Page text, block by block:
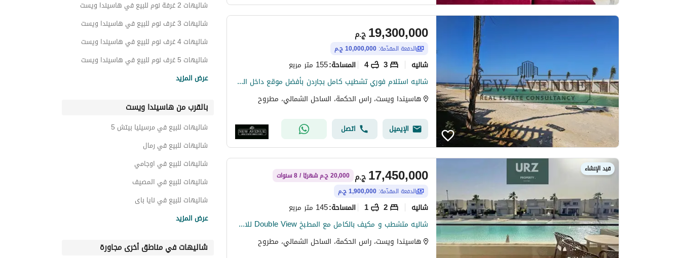
ج.م19,300,000
الدفعة المقدّمة: 10,000,000 ج.م
شاليه 3
4 المساحة:155 متر مربع
شاليه استلام فوري تشطيب كامل بجاردن بأفضل موقع داخل المشروع في هاسيندا ويست من بالم هيلز Hacienda West by Palm Hills
هاسيندا ويست، راس الحكمة، الساحل الشمالي، مطروح
الإيميل اتصل
قيد الإنشاء
ج.م17,450,000
20,000 ج.م شهريًا / 8 سنوات
الدفعة المقدّمة: 1,900,000 ج.م
شاليه 2
1 المساحة:145 متر مربع
شاليه متشطب و مكيف بالكامل مع المطبخ Double View للاجون و بحر راس الحكمه الساحل الشمالى للبيع بالتقسيط فى موقه مميز بالقرب من اوجامى و لافيستا سوديك
هاسيندا ويست، راس الحكمة، الساحل الشمالي، مطروح
شاليهات 2 غرفة نوم للبيع في هاسيندا ويست
شاليهات 3 غرف نوم للبيع في هاسيندا ويست
شاليهات 4 غرف نوم للبيع في هاسيندا ويست
شاليهات 5 غرف نوم للبيع في هاسيندا ويست
بنتهاوس للبيع في هاسيندا ويست
شقق للبيع في هاسيندا ويست
تاون هاوس للبيع في هاسيندا ويست
توين هاوس للبيع في هاسيندا ويست
دوبليكس للبيع في هاسيندا ويست
اي فيلا للبيع في هاسيندا ويست
غرف للبيع في هاسيندا ويست
عرض المزيد
بالقرب من هاسيندا ويست
شاليهات للبيع في مرسيليا بيتش 5
شاليهات للبيع في رمال
شاليهات للبيع في اوجامي
شاليهات للبيع في المصيف
شاليهات للبيع في نايا باى
شاليهات للبيع في مار باى
عرض المزيد
شاليهات في مناطق أخرى مجاورة